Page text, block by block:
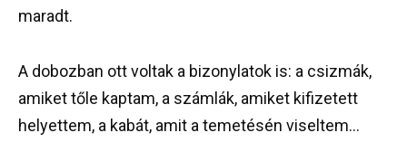
maradt.
A dobozban ott voltak a bizonylatok is: a csizmák,
amiket tőle kaptam, a számlák, amiket kifizetett
helyettem, a kabát, amit a temetésén viseltem…